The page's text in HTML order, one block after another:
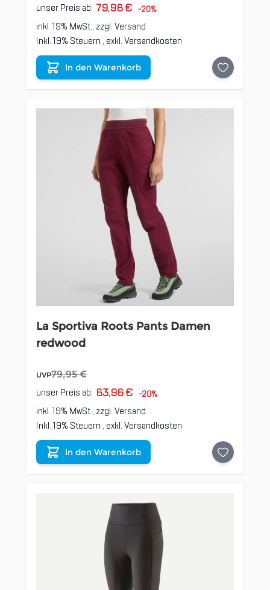
unser Preis ab: 79,96 € -20%
inkl. 19% MwSt., zzgl.Versand
Inkl. 19% Steuern , exkl.Versandkosten
In den Warenkorb
La Sportiva Roots Pants Damen
redwood
UVP79,95 €
unser Preis ab: 63,96 € -20%
inkl. 19% MwSt., zzgl.Versand
Inkl. 19% Steuern , exkl.Versandkosten
In den Warenkorb